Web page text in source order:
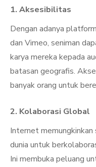
1. Aksesibilitas
Dengan adanya
dan Vimeo, seniman
karya mereka kepada
batasan geografis.
banyak orang untuk
2. Kolaborasi Global
Internet memungkinkan
dunia untuk
Ini membuka peluang